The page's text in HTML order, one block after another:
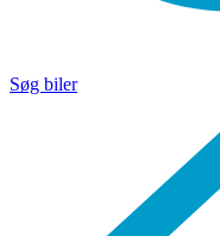
Søg biler